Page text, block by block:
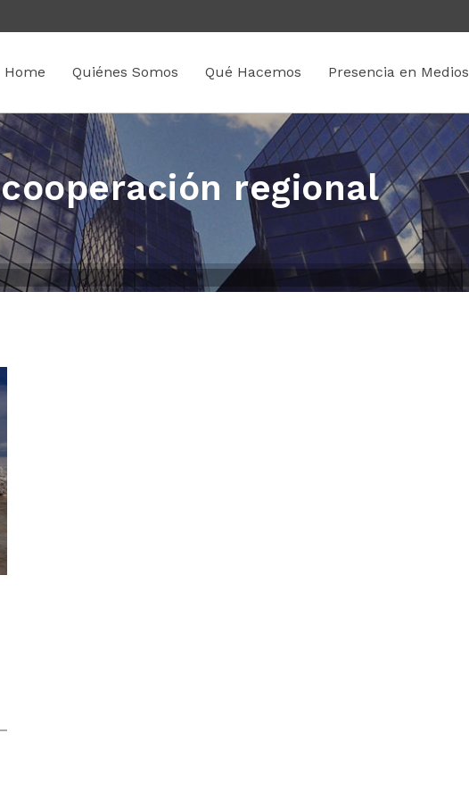
Home Quiénes Somos Qué Hacemos Presencia en Medios
cooperación regional